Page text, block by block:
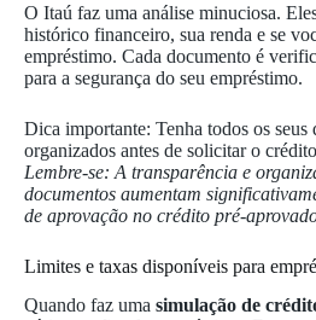
O Itaú faz uma análise minuciosa.
histórico financeiro, sua renda e se
empréstimo. Cada documento é
para a segurança do seu empréstimo.
Dica importante: Tenha todos os seus
organizados antes de solicitar o
Lembre-se: A transparência e
documentos aumentam
de aprovação no crédito pré-
Limites e taxas disponíveis para
Quando faz uma simulação de